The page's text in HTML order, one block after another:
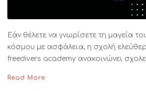
Εάν θέλετε να γνωρίσετε τη μαγεία
κόσμου με ασφάλεια, η σχολή
freedivers academy ανακοινώνει
Read More